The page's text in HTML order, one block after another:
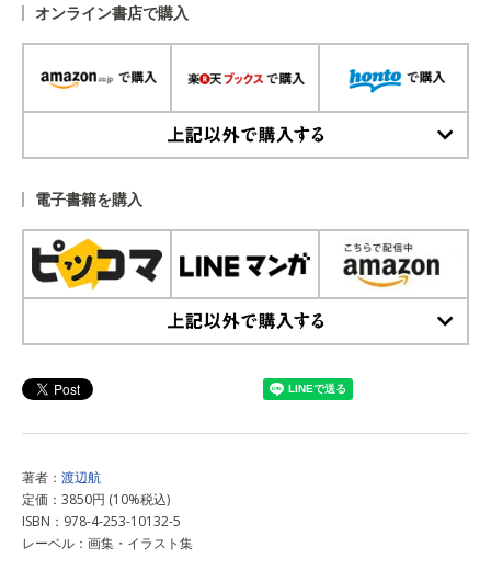
オンライン書店で購入
電子書籍を購入
著者： 渡辺航
定価：3850円 (10%税込)
ISBN：978-4-253-10132-5
レーベル：画集・イラスト集